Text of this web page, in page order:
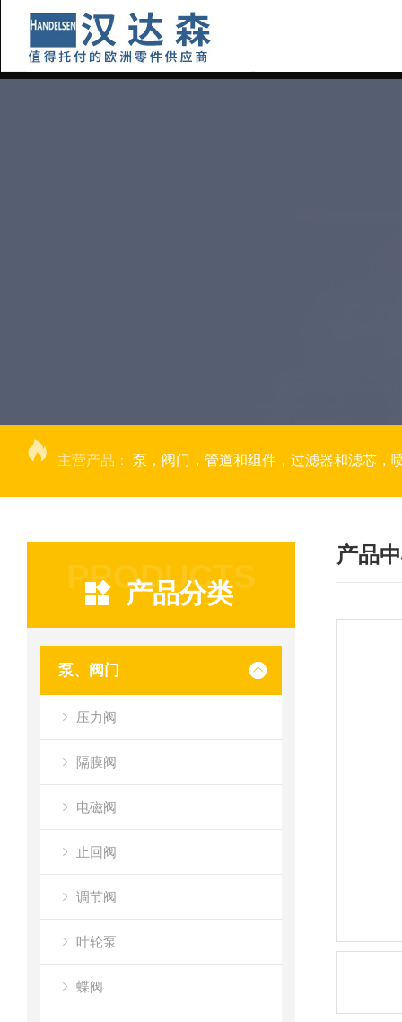
主营产品： 泵，阀门，管道和组件，过滤器和滤芯，
PRODUCTS
产品分类
泵、阀门
压力阀
隔膜阀
电磁阀
止回阀
调节阀
叶轮泵
蝶阀
产品